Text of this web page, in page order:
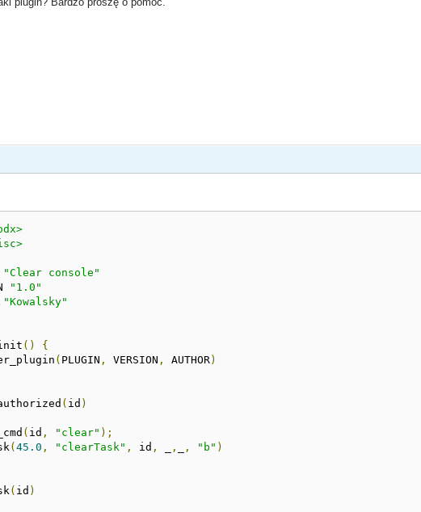
"Clear console"
"1.0"
"Kowalsky"
()
{
( PLUGIN , VERSION , AUTHOR)
( id )
( id , "clear" );
(45.0 , "clearTask" , id , , , "b" )
( id )